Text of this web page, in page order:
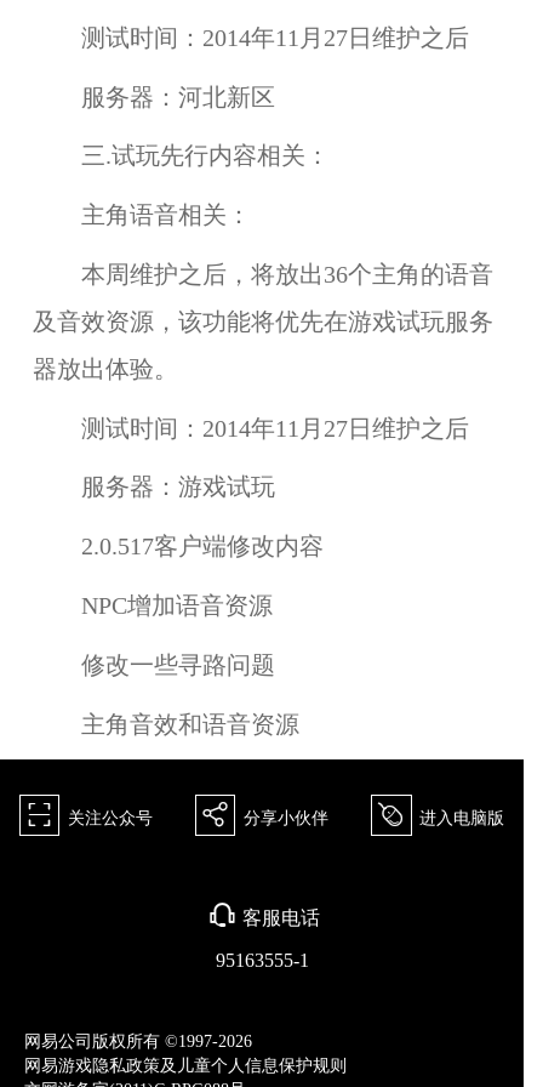
测试时间： 2014年11月27日维护之后
服务器： 河北新区
三.试玩先行内容相关：
主角语音相关：
本周维护之后，将放出36个主角的语音
及音效资源，该功能将优先在游戏试玩服务
器放出体验。
测试时间： 2014年11月27日维护之后
服务器： 游戏试玩
2.0.517客户端修改内容
NPC增加语音资源
修改一些寻路问题
主角音效和语音资源
򰀁 关注公众号 򰀂 分享小伙伴 򰀄 进入电脑版
򰀃 客服电话
95163555-1
网易公司版权所有 ©1997-2026
网易游戏隐私政策及儿童个人信息保护规则